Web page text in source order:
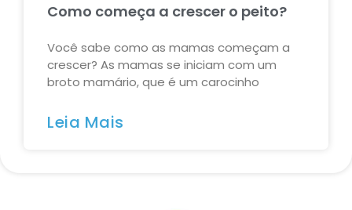
Como começa a crescer o peito?
Você sabe como as mamas começam a
crescer? As mamas se iniciam com um
broto mamário, que é um carocinho
Leia Mais